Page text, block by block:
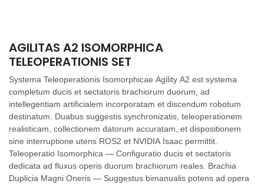
AGILITAS A2 ISOMORPHICA
TELEOPERATIONIS SET
Systema Teleoperationis Isomorphicae Agility A2 est systema
completum ducis et sectatoris brachiorum duorum, ad
intellegentiam artificialem incorporatam et discendum robotum
destinatum. Duabus suggestis synchronizatis, teleoperationem
realisticam, collectionem datorum accuratam, et dispositionem
sine interruptione utens ROS2 et NVIDIA Isaac permittit.
Teleoperatio Isomorphica — Configuratio ducis et sectatoris
dedicata ad fluxus operis duorum brachiorum reales. Brachia
Duplicia Magni Oneris — Suggestus bimanualis potens ad opera